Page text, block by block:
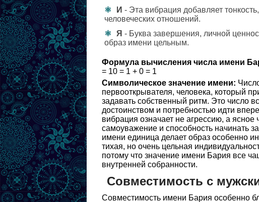
И - Эта вибрация добавляет
человеческих отношений.
Я - Буква завершения, личной
образ имени цельным.
Формула вычисления числа имени
= 10 = 1 + 0 = 1
Символическое значение имени:
первооткрывателя, человека, который
задавать собственный ритм. Это число
достоинством и потребностью идти
вибрация означает не агрессию, а ясное
самоуважение и способность начинать
имени единица делает образ особенно
тихая, но очень цельная
потому что значение имени Бария все
внутренней собранности.
Совместимость с
Совместимость имени Бария особенно